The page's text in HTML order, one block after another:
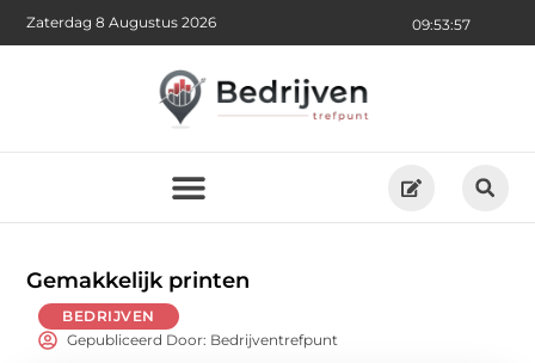
09:53:59
Zaterdag 8 Augustus 2026
Gemakkelijk printen
BEDRIJVEN
Gepubliceerd Door: Bedrijventrefpunt